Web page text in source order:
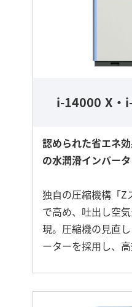
i-14000 X・
認められた省エネ
の水潤滑インバー
独自の圧縮機構「Z
で高め、吐出し空
現。圧縮機の見直
ーターを採用し、